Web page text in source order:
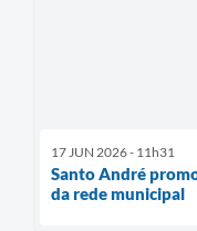
17 JUN 2026 - 11h31
Santo André
da rede municipal